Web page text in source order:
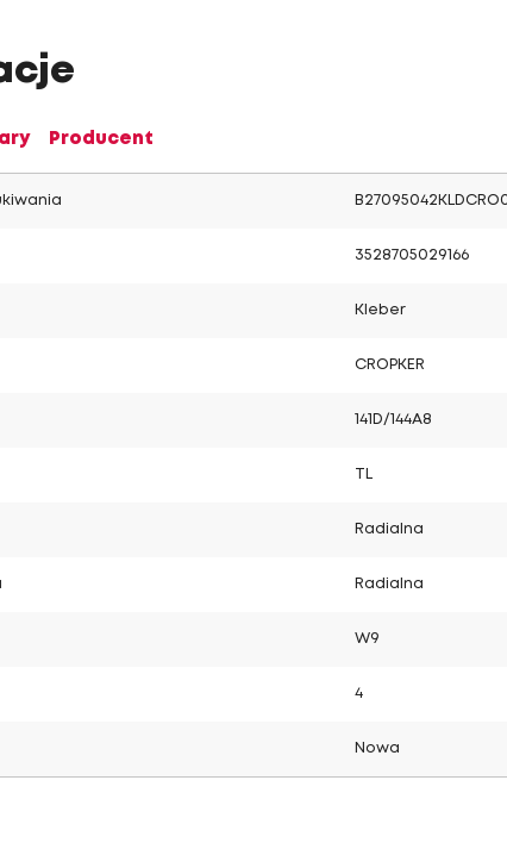
Producent
3528705029166
Kleber
CROPKER
141D/144A8
Radialna
Radialna
W9
4
Nowa